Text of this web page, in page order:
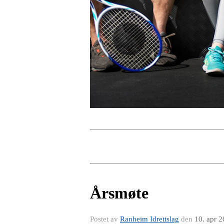
Årsmøte
Postet av Ranheim Idrettslag den 10. apr